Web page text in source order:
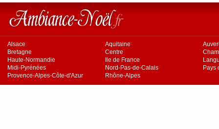
Alsace Aquitaine
Bretagne
Centre
Haute-Normandie
Ile de France
Midi-Pyrénées
Nord-Pas-de-Calais
Pays
Provence-Alpes-Côte-d'Azur
Rhône-Alpes